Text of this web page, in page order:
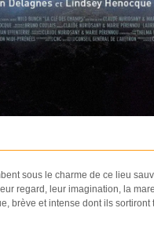
sous le charme de ce lieu
regard, leur imagination, la
brève et intense dont ils sortiront